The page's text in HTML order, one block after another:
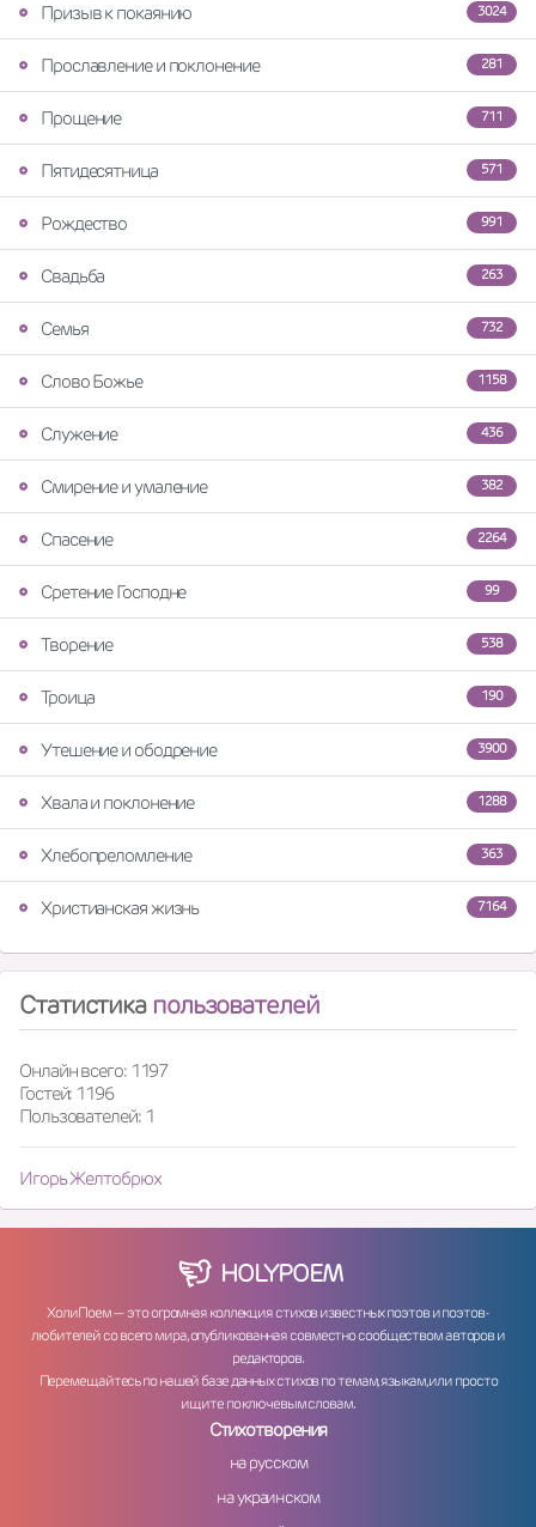
3024
Призыв к покаянию
281
Прославление и поклонение
711
Прощение
571
Пятидесятница
991
Рождество
263
Свадьба
732
Семья
1158
Слово Божье
436
Служение
382
Смирение и умаление
2264
Спасение
99
Сретение Господне
538
Творение
190
Троица
3900
Утешение и ободрение
1288
Хвала и поклонение
363
Хлебопреломление
7164
Христианская жизнь
Статистика пользователей
Онлайн всего: 1197
Гостей: 1196
Пользователей: 1
Игорь Желтобрюх
HOLYPOEM
ХолиПоем — это огромная коллекция стихов известных поэтов и поэтов-
любителей со всего мира, опубликованная совместно сообществом авторов и
редакторов.
Перемещайтесь по нашей базе данных стихов по темам, языкам, или просто
ищите по ключевым словам.
Стихотворения
на русском
на украинском